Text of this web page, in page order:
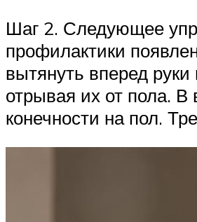
Шаг 2. Следующее
профилактики
вытянуть вперед руки
отрывая их от пола. В
конечности на пол.